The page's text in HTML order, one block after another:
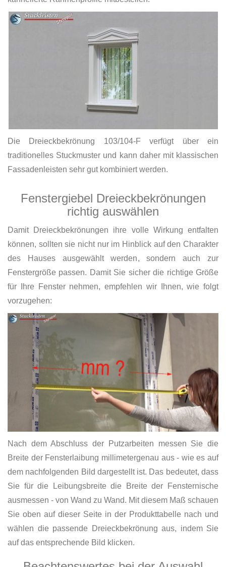
Die Dreieckbekrönung 103/104-F verfügt über ein
traditionelles Stuckmuster und kann daher mit klassischen
Fassadenleisten sehr gut kombiniert werden.
Fenstergiebel Dreieckbekrönungen
richtig auswählen
Damit Dreieckbekrönungen ihre volle Wirkung entfalten
können, sollten sie nicht nur im Hinblick auf den Charakter
des Hauses ausgewählt werden, sondern auch zur
Fenstergröße passen. Damit Sie sicher die richtige Größe
für Ihre Fenster nehmen, empfehlen wir Ihnen, wie folgt
vorzugehen:
Nach dem Abschluss der Putzarbeiten messen Sie die
Breite der Fensterlaibung millimetergenau aus - wie es auf
dem nachfolgenden Bild dargestellt ist. Das bedeutet, dass
Sie für die Leibungsbreite die Breite der Fensternische
ausmessen - von Wand zu Wand. Mit diesem Maß schauen
Sie oben auf dieser Seite in der Produkttabelle nach und
wählen die passende Dreieckbekrönung aus, indem Sie
auf das entsprechende Bild klicken.